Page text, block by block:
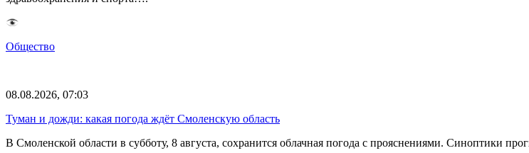
Общество
08.08.2026, 07:03
Туман и дожди: какая погода ждёт Смоленскую область
В Смоленской области в субботу, 8 августа, сохранится облачная погода с прояснениями. Синоптики